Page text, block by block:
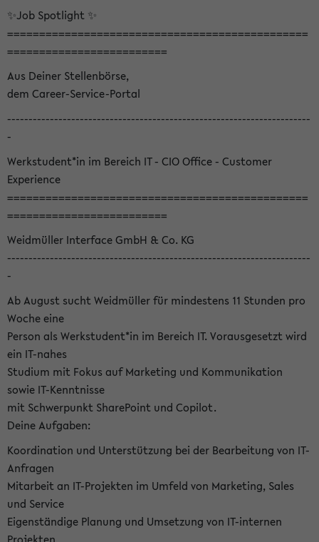
✨Job Spotlight ✨
===============================================
=========================
Aus Deiner Stellenbörse,
dem Career-Service-Portal
-----------------------------------------------------------------------
-
Werkstudent*in im Bereich IT - CIO Office - Customer
Experience
===============================================
=========================
Weidmüller Interface GmbH & Co. KG
-----------------------------------------------------------------------
-
Ab August sucht Weidmüller für mindestens 11 Stunden pro
Woche eine
Person als Werkstudent*in im Bereich IT. Vorausgesetzt wird
ein IT-nahes
Studium mit Fokus auf Marketing und Kommunikation
sowie IT-Kenntnisse
mit Schwerpunkt SharePoint und Copilot.
Deine Aufgaben:
Koordination und Unterstützung bei der Bearbeitung von IT-
Anfragen
Mitarbeit an IT-Projekten im Umfeld von Marketing, Sales
und Service
Eigenständige Planung und Umsetzung von IT-internen